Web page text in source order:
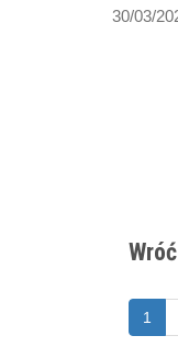
30/03/
1